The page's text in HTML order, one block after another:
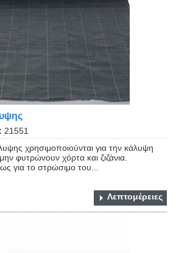
21551
χρησιμοποιούνται για την κάλυψη
φυτρώνουν χόρτα και ζιζάνια.
για το στρώσιμο του...
Λεπτομέρειες